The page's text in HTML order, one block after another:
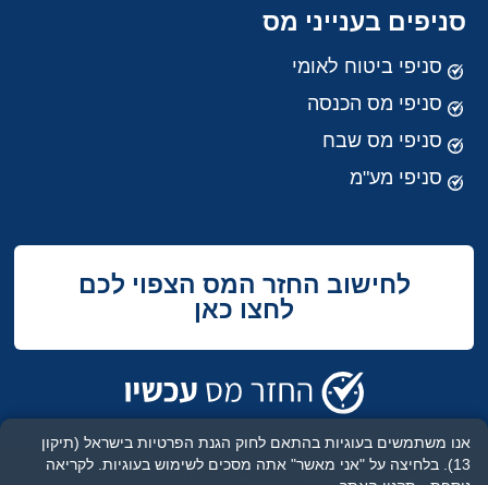
סניפים בענייני מס
סניפי ביטוח לאומי
סניפי מס הכנסה
סניפי מס שבח
סניפי מע"מ
לחישוב החזר המס הצפוי לכם
לחצו כאן
מדיניות
אנו משתמשים בעוגיות בהתאם לחוק הגנת הפרטיות בישראל (תיקון
13). בלחיצה על "אני מאשר" אתה מסכים לשימוש בעוגיות.
לקריאה